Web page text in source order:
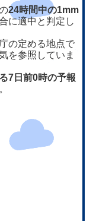
24時間中の1mm
に適中と判定し
の定める地点で
を参照していま
7日前0時の予報